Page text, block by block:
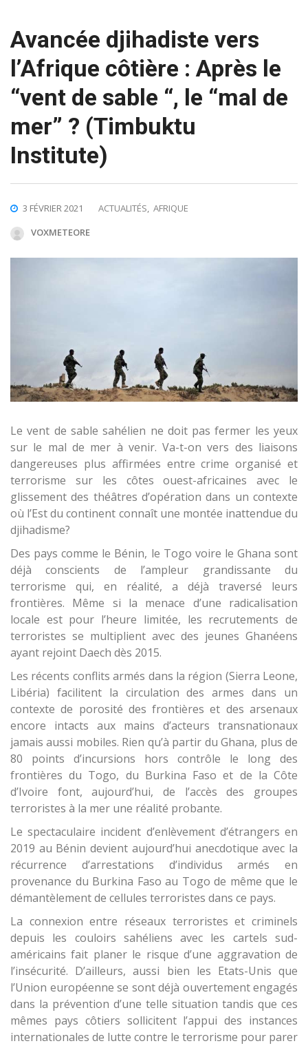
Avancée djihadiste vers
l’Afrique côtière : Après le
“vent de sable “, le “mal de
mer” ? (Timbuktu
Institute)
3 FÉVRIER 2021 ACTUALITÉS, AFRIQUE
VOXMETEORE
Le vent de sable sahélien ne doit pas fermer les yeux
sur le mal de mer à venir. Va-t-on vers des liaisons
dangereuses plus affirmées entre crime organisé et
terrorisme sur les côtes ouest-africaines avec le
glissement des théâtres d’opération dans un contexte
où l’Est du continent connaît une montée inattendue du
djihadisme?
Des pays comme le Bénin, le Togo voire le Ghana sont
déjà conscients de l’ampleur grandissante du
terrorisme qui, en réalité, a déjà traversé leurs
frontières. Même si la menace d’une radicalisation
locale est pour l’heure limitée, les recrutements de
terroristes se multiplient avec des jeunes Ghanéens
ayant rejoint Daech dès 2015.
Les récents conflits armés dans la région (Sierra Leone,
Libéria) facilitent la circulation des armes dans un
contexte de porosité des frontières et des arsenaux
encore intacts aux mains d’acteurs transnationaux
jamais aussi mobiles. Rien qu’à partir du Ghana, plus de
80 points d’incursions hors contrôle le long des
frontières du Togo, du Burkina Faso et de la Côte
d’Ivoire font, aujourd’hui, de l’accès des groupes
terroristes à la mer une réalité probante.
Le spectaculaire incident d’enlèvement d’étrangers en
2019 au Bénin devient aujourd’hui anecdotique avec la
récurrence d’arrestations d’individus armés en
provenance du Burkina Faso au Togo de même que le
démantèlement de cellules terroristes dans ce pays.
La connexion entre réseaux terroristes et criminels
depuis les couloirs sahéliens avec les cartels sud-
américains fait planer le risque d’une aggravation de
l’insécurité. D’ailleurs, aussi bien les Etats-Unis que
l’Union européenne se sont déjà ouvertement engagés
dans la prévention d’une telle situation tandis que ces
mêmes pays côtiers sollicitent l’appui des instances
internationales de lutte contre le terrorisme pour parer